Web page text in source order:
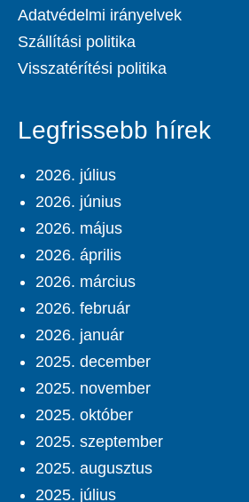
Adatvédelmi irányelvek
Szállítási politika
Visszatérítési politika
Legfrissebb hírek
2026. július
2026. június
2026. május
2026. április
2026. március
2026. február
2026. január
2025. december
2025. november
2025. október
2025. szeptember
2025. augusztus
2025. július